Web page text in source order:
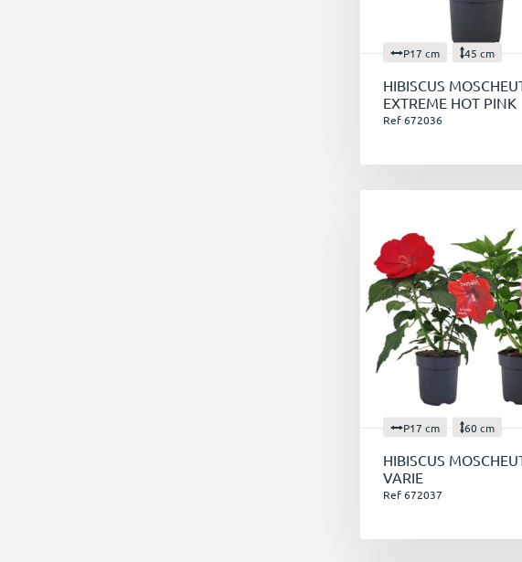
P17 cm 45 cm
HIBISCUS
EXTREME HOT PINK
Ref 672036
P17 cm 60 cm
HIBISCUS
VARIE
Ref 672037